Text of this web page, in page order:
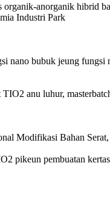
anorganik hibrid
Industri Park
nano bubuk jeung
anu luhur,
Modifikasi Bahan
pikeun pembuatan